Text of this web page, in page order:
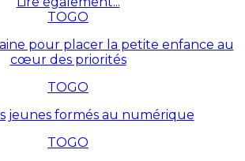
TOGO
pour placer la petite enfance au
cœur des priorités
TOGO
jeunes formés au numérique
TOGO